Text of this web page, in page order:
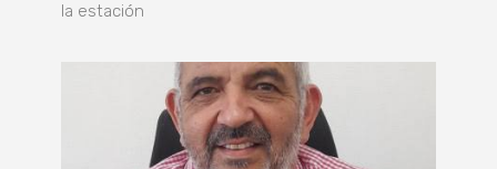
la estación